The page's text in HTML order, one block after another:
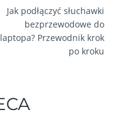
Jak podłączyć słuchawki
bezprzewodowe do
laptopa? Przewodnik krok
po kroku